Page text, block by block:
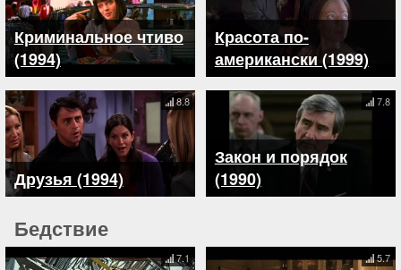
Криминальное чтиво
(1994)
Красота по-
американски (1999)
Друзья (1994)
8.8
Закон и порядок
(1990)
7.8
Бедствие
7.1 5.7